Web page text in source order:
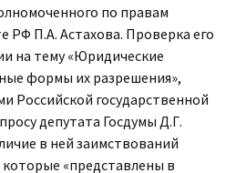
по правам
РФ П.А. Астахова. Проверка его
на тему «Юридические
формы их разрешения»,
Российской государственной
депутата Госдумы Д.Г.
в ней заимствований
«представлены в